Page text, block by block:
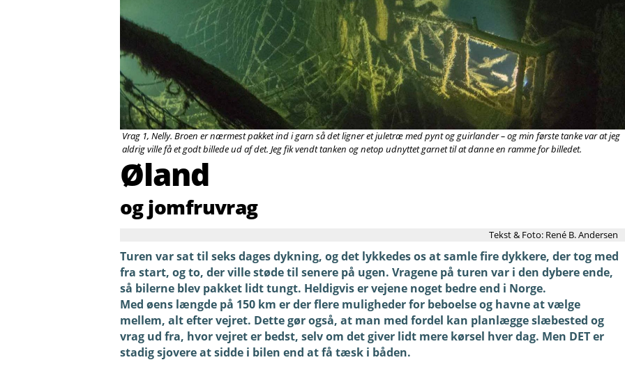
Vrag 1, Nelly. Broen er nærmest pakket ind i garn så det ligner et juletræ med pynt og guirlander – og min første tanke var at jeg
aldrig ville få et godt billede ud af det. Jeg fik vendt tanken og netop udnyttet garnet til at danne en ramme for billedet.
Øland
og jomfruvrag
Tekst & Foto: René B. Andersen
Turen var sat til seks dages dykning, og det lykkedes os at samle fire dykkere, der tog med
fra start, og to, der ville støde til senere på ugen. Vragene på turen var i den dybere ende,
så bilerne blev pakket lidt tungt. Heldigvis er vejene noget bedre end i Norge.
Med øens længde på 150 km er der flere muligheder for beboelse og havne at vælge
mellem, alt efter vejret. Dette gør også, at man med fordel kan planlægge slæbested og
vrag ud fra, hvor vejret er bedst, selv om det giver lidt mere kørsel hver dag. Men DET er
stadig sjovere at sidde i bilen end at få tæsk i båden.